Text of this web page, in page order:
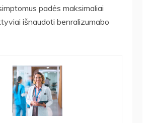
padės maksimaliai
išnaudoti benralizumabo